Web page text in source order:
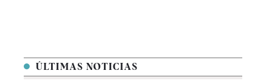
ÚLTIMAS NOTICIAS